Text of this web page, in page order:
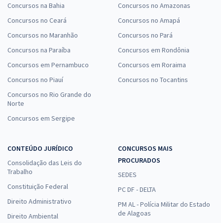
Concursos na Bahia
Concursos no Ceará
Concursos no Maranhão
Concursos na Paraíba
Concursos em Pernambuco
Concursos no Piauí
Concursos no Rio Grande do
Norte
Concursos em Sergipe
Concursos no Amazonas
Concursos no Amapá
Concursos no Pará
Concursos em Rondônia
Concursos em Roraima
Concursos no Tocantins
CONTEÚDO JURÍDICO
Consolidação das Leis do
Trabalho
Constituição Federal
Direito Administrativo
Direito Ambiental
CONCURSOS MAIS
PROCURADOS
SEDES
PC DF - DELTA
PM AL - Polícia Militar do Estado
de Alagoas